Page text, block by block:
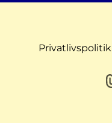
Privatlivspolitik